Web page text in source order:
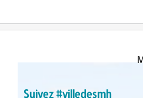
Suivez #villedesmh